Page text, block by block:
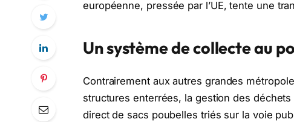
européenne, pressée par l’UE, tente une
Un système de collecte au
Contrairement aux autres grandes
structures enterrées, la gestion des
direct de sacs poubelles triés sur la voie